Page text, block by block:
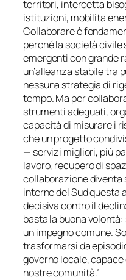
territori, intercetta
istituzioni, mobilita
Collaborare è
perché la società civile
emergenti con grande
un’alleanza stabile tra
nessuna strategia di
tempo. Ma per
strumenti adeguati,
capacità di misurare i
che un progetto
— servizi migliori, più
lavoro, recupero di
collaborazione diventa
interne del Sud questa
decisiva contro il
basta la buona
un impegno comune.
trasformarsi da
governo locale,
nostre comunità.”